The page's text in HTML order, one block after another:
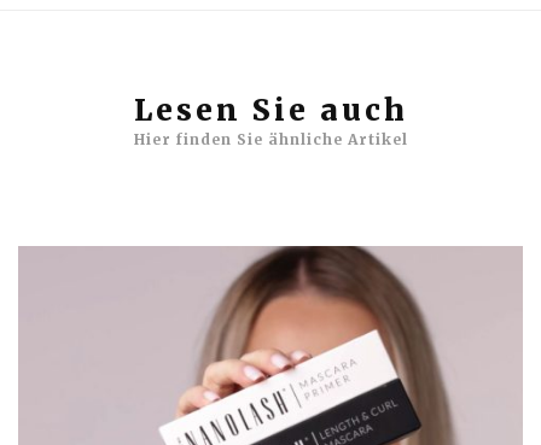
Lesen Sie auch
Hier finden Sie ähnliche Artikel